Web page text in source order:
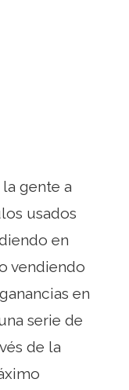
gente a
usados
en
vendiendo
en
serie de
de la